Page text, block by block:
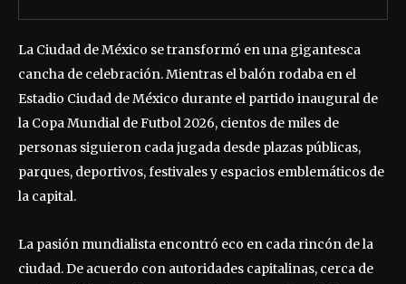
La Ciudad de México se transformó en una gigantesca
cancha de celebración. Mientras el balón rodaba en el
Estadio Ciudad de México durante el partido inaugural de
la Copa Mundial de Futbol 2026, cientos de miles de
personas siguieron cada jugada desde plazas públicas,
parques, deportivos, festivales y espacios emblemáticos de
la capital.
La pasión mundialista encontró eco en cada rincón de la
ciudad. De acuerdo con autoridades capitalinas, cerca de